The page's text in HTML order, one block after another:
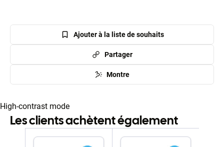
Ajouter à la liste de souhaits
Partager
Montre
High-contrast mode
Les clients achètent également